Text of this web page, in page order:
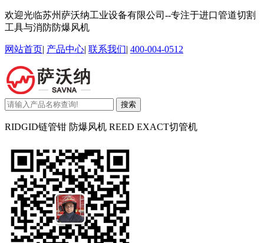
欢迎光临苏州萨沃纳工业设备有限公司--专注于进口管道切割
工具与消防防爆风机
网站首页| 产品中心| 联系我们| 400-004-0512
搜索
RIDGID链管钳 防爆风机 REED EXACT切管机